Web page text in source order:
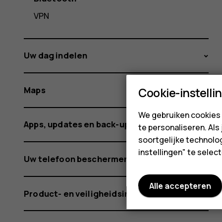
VPN
Uw dag indelen
Maps
Apps, updates en back-ups
Uw telefoon beschermen
Product- en veiligheidsinformatie
Cookie-
We gebruiken
te personaliseren.
soortgelijke
instellingen" te
Alle accepteren